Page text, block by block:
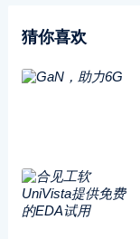
猜你喜欢